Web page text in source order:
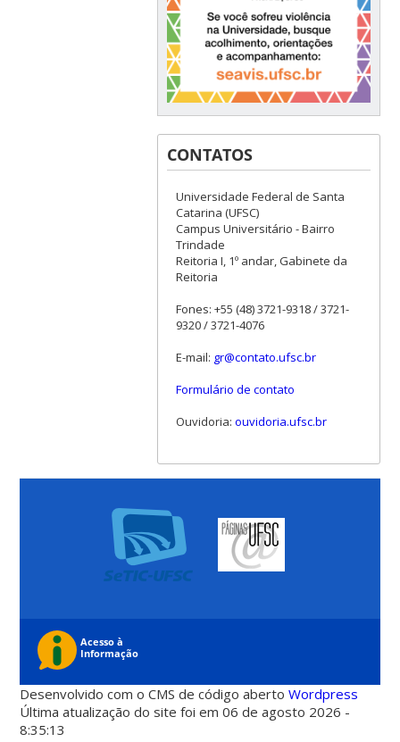
CONTATOS
Universidade Federal de Santa
Catarina (UFSC)
Campus Universitário - Bairro
Trindade
Reitoria I, 1º andar, Gabinete da
Reitoria
Fones: +55 (48) 3721-9318 / 3721-
9320 / 3721-4076
E-mail: gr@contato.ufsc.br
Formulário de contato
Ouvidoria: ouvidoria.ufsc.br
Desenvolvido com o CMS de código abertoWordpress
Última atualização do site foi em 06 de agosto 2026 -
8:35:13